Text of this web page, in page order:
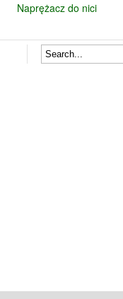
Naprężacz do nici